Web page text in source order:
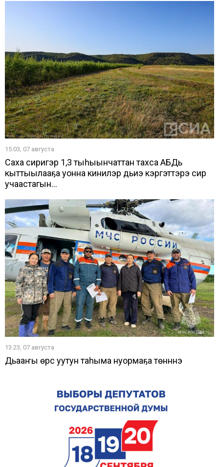
15:03, 07 августа
Саха сиригэр 1,3 тыһыынчаттан тахса АБДь
кыттыылааҕа уонна кинилэр дьиэ кэргэттэрэ сир
учаастагын...
13:23, 07 августа
Дьааҥы өрүс уутун таһыма нуормаҕа төнүннэ